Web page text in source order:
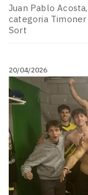
Juan Pablo
categoria
Sort
20/04/2026